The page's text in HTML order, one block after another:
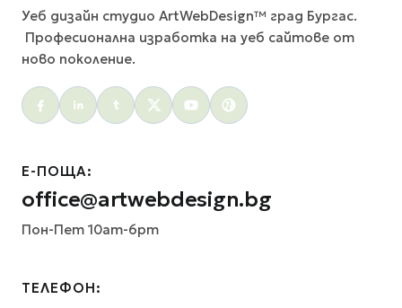
Уеб дизайн студио ArtWebDesign™ град Бургас.
Професионална изработка на уеб сайтове от
ново поколение.
Social menu
Е-ПОЩА:
office@artwebdesign.bg
Пон-Пет 10am-6pm
ТЕЛЕФОН: